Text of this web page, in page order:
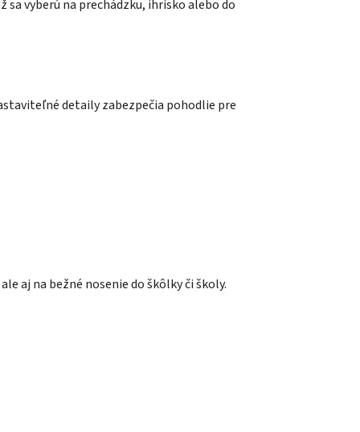
vyberú na prechádzku, ihrisko alebo do
detaily zabezpečia pohodlie pre
aj na bežné nosenie do škôlky či školy.